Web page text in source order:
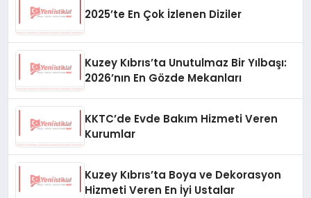
2025’te En Çok İzlenen Diziler
Kuzey Kıbrıs’ta Unutulmaz Bir Yılbaşı:
2026’nın En Gözde Mekanları
KKTC’de Evde Bakım Hizmeti Veren
Kurumlar
Kuzey Kıbrıs’ta Boya ve Dekorasyon
Hizmeti Veren En İyi Ustalar